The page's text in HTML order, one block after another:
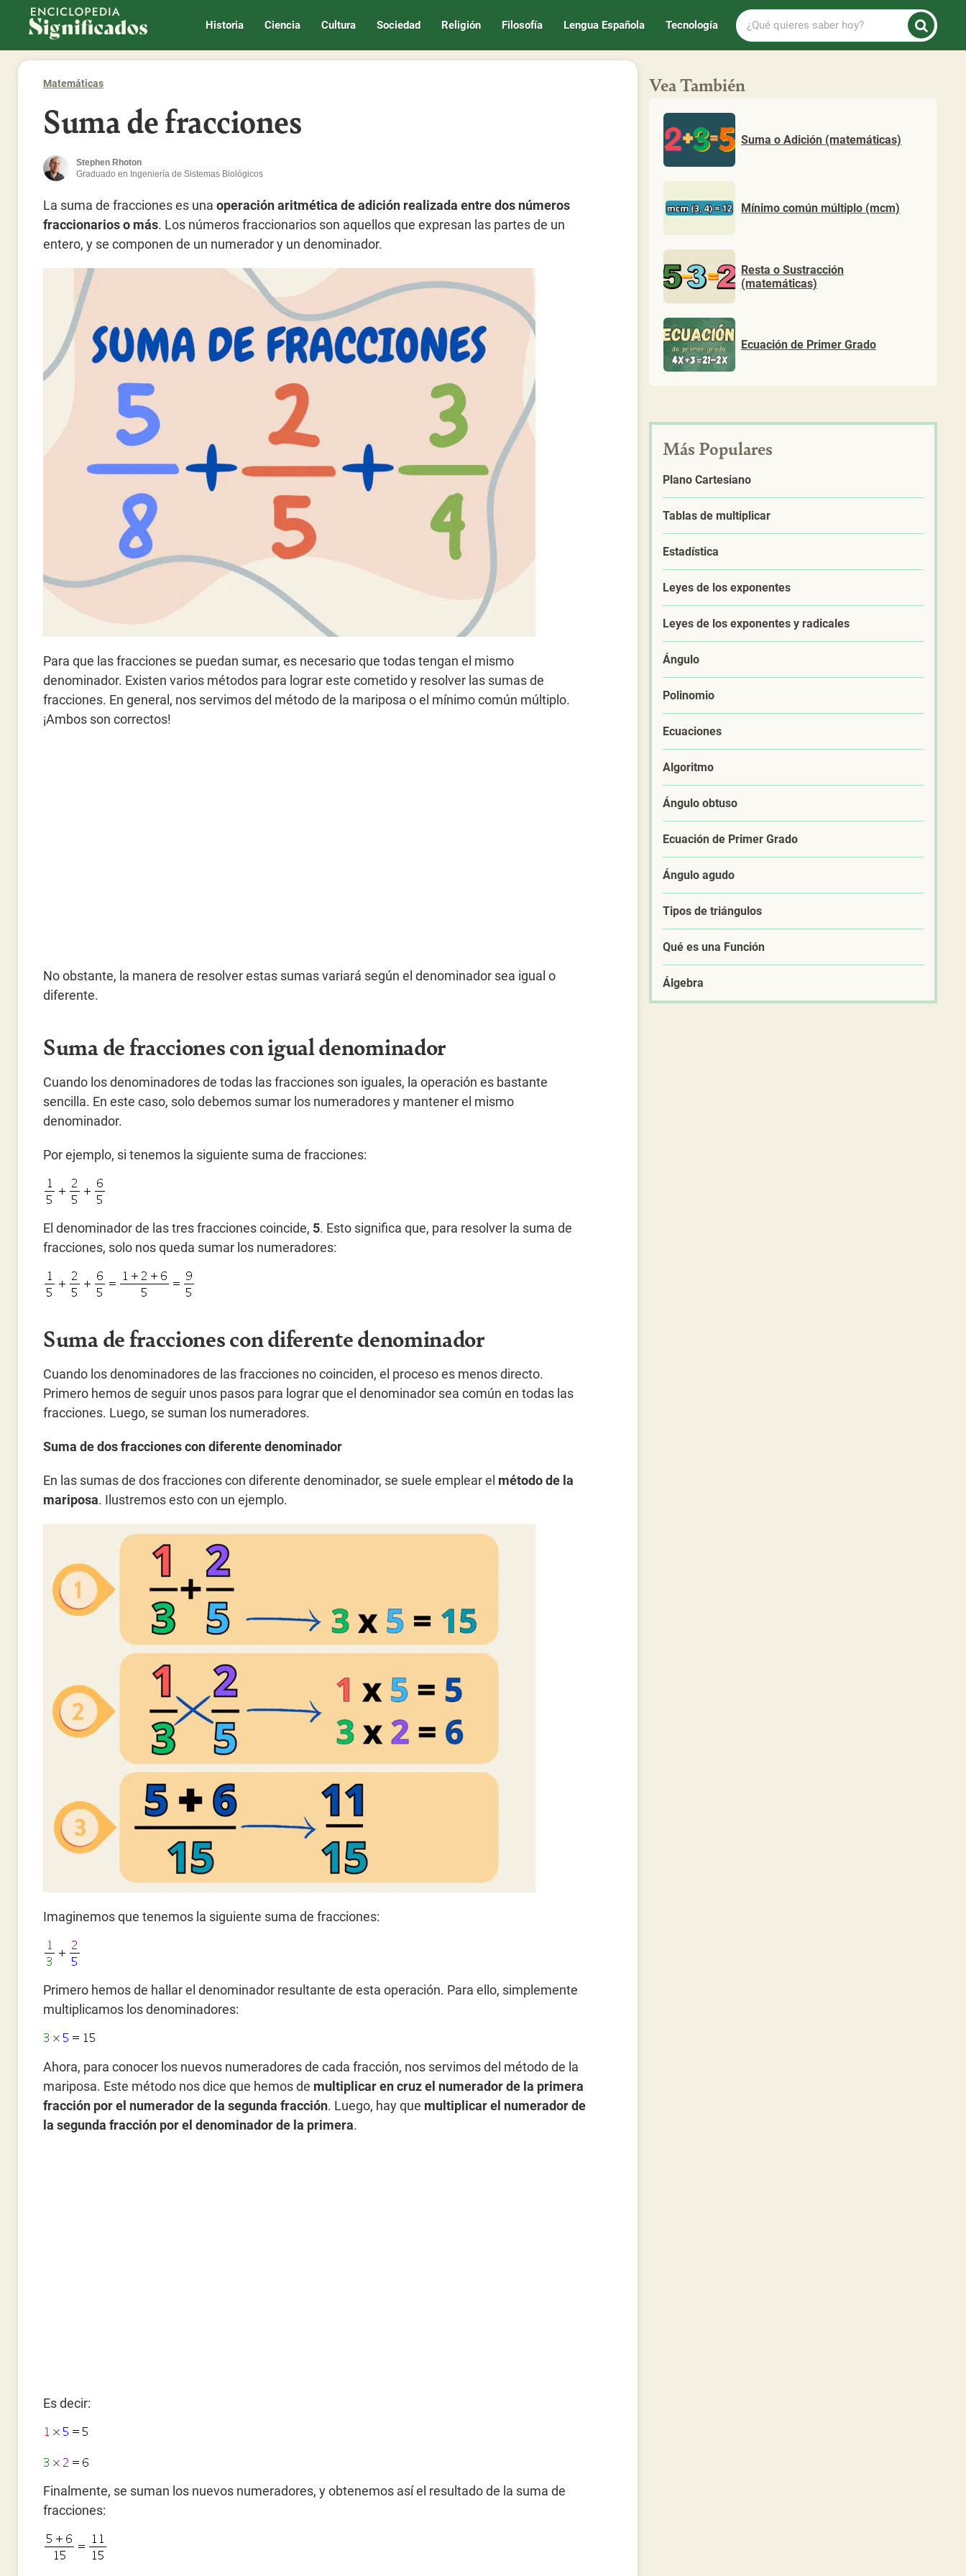
Enciclopedia Significados
Historia Ciencia Cultura Sociedad Religión Filosofía Lengua Española Tecnología
¿Qué
quieres
saber
Matemáticas
Suma de fracciones
Stephen Rhoton
Graduado en Ingeniería de Sistemas Biológicos
La suma de fracciones es una operación aritmética de adición realizada entre dos números
fraccionarios o más. Los números fraccionarios son aquellos que expresan las partes de un
entero, y se componen de un numerador y un denominador.
Para que las fracciones se puedan sumar, es necesario que todas tengan el mismo
denominador. Existen varios métodos para lograr este cometido y resolver las sumas de
fracciones. En general, nos servimos del método de la mariposa o el mínimo común múltiplo.
¡Ambos son correctos!
No obstante, la manera de resolver estas sumas variará según el denominador sea igual o
diferente.
Suma de fracciones con igual denominador
Cuando los denominadores de todas las fracciones son iguales, la operación es bastante
sencilla. En este caso, solo debemos sumar los numeradores y mantener el mismo
denominador.
Por ejemplo, si tenemos la siguiente suma de fracciones:
El denominador de las tres fracciones coincide, 5. Esto significa que, para resolver la suma de
fracciones, solo nos queda sumar los numeradores:
Suma de fracciones con diferente denominador
Cuando los denominadores de las fracciones no coinciden, el proceso es menos directo.
Primero hemos de seguir unos pasos para lograr que el denominador sea común en todas las
fracciones. Luego, se suman los numeradores.
Suma de dos fracciones con diferente denominador
En las sumas de dos fracciones con diferente denominador, se suele emplear el método de la
mariposa. Ilustremos esto con un ejemplo.
Imaginemos que tenemos la siguiente suma de fracciones:
Primero hemos de hallar el denominador resultante de esta operación. Para ello, simplemente
multiplicamos los denominadores:
Ahora, para conocer los nuevos numeradores de cada fracción, nos servimos del método de la
mariposa. Este método nos dice que hemos de multiplicar en cruz el numerador de la primera
fracción por el numerador de la segunda fracción. Luego, hay que multiplicar el numerador de
la segunda fracción por el denominador de la primera.
Es decir:
Finalmente, se suman los nuevos numeradores, y obtenemos así el resultado de la suma de
fracciones:
Vea También
Suma o Adición (matemáticas)
Mínimo común múltiplo (mcm)
Resta o Sustracción
(matemáticas)
Ecuación de Primer Grado
Más Populares
Plano Cartesiano
Tablas de multiplicar
Estadística
Leyes de los exponentes
Leyes de los exponentes y radicales
Ángulo
Polinomio
Ecuaciones
Algoritmo
Ángulo obtuso
Ecuación de Primer Grado
Ángulo agudo
Tipos de triángulos
Qué es una Función
Álgebra